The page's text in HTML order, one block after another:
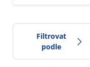
Filtrovat
podle